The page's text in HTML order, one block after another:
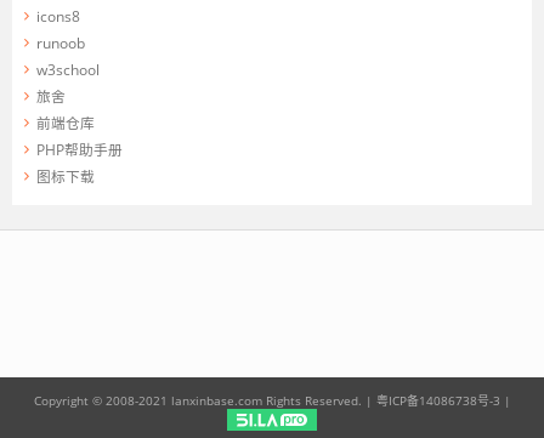
icons8
runoob
w3school
旅舍
前端仓库
PHP帮助手册
图标下载
Copyright © 2008-2021 lanxinbase.com Rights Reserved. | 粤ICP备14086738号-3 |